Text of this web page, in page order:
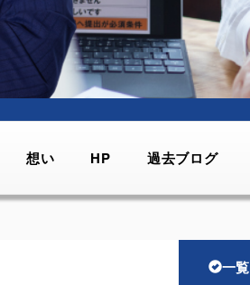
想い HP 過去ブログ
一